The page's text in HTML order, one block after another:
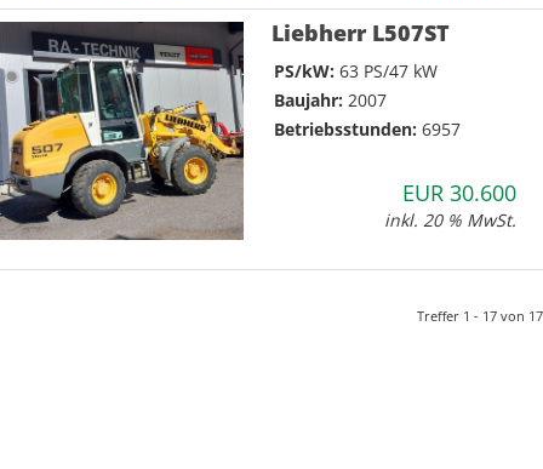
Liebherr L507ST
PS/kW: 63 PS/47 kW
Baujahr: 2007
Betriebsstunden: 6957
EUR 30.600
inkl. 20 % MwSt.
Treffer 1 - 17 von 17